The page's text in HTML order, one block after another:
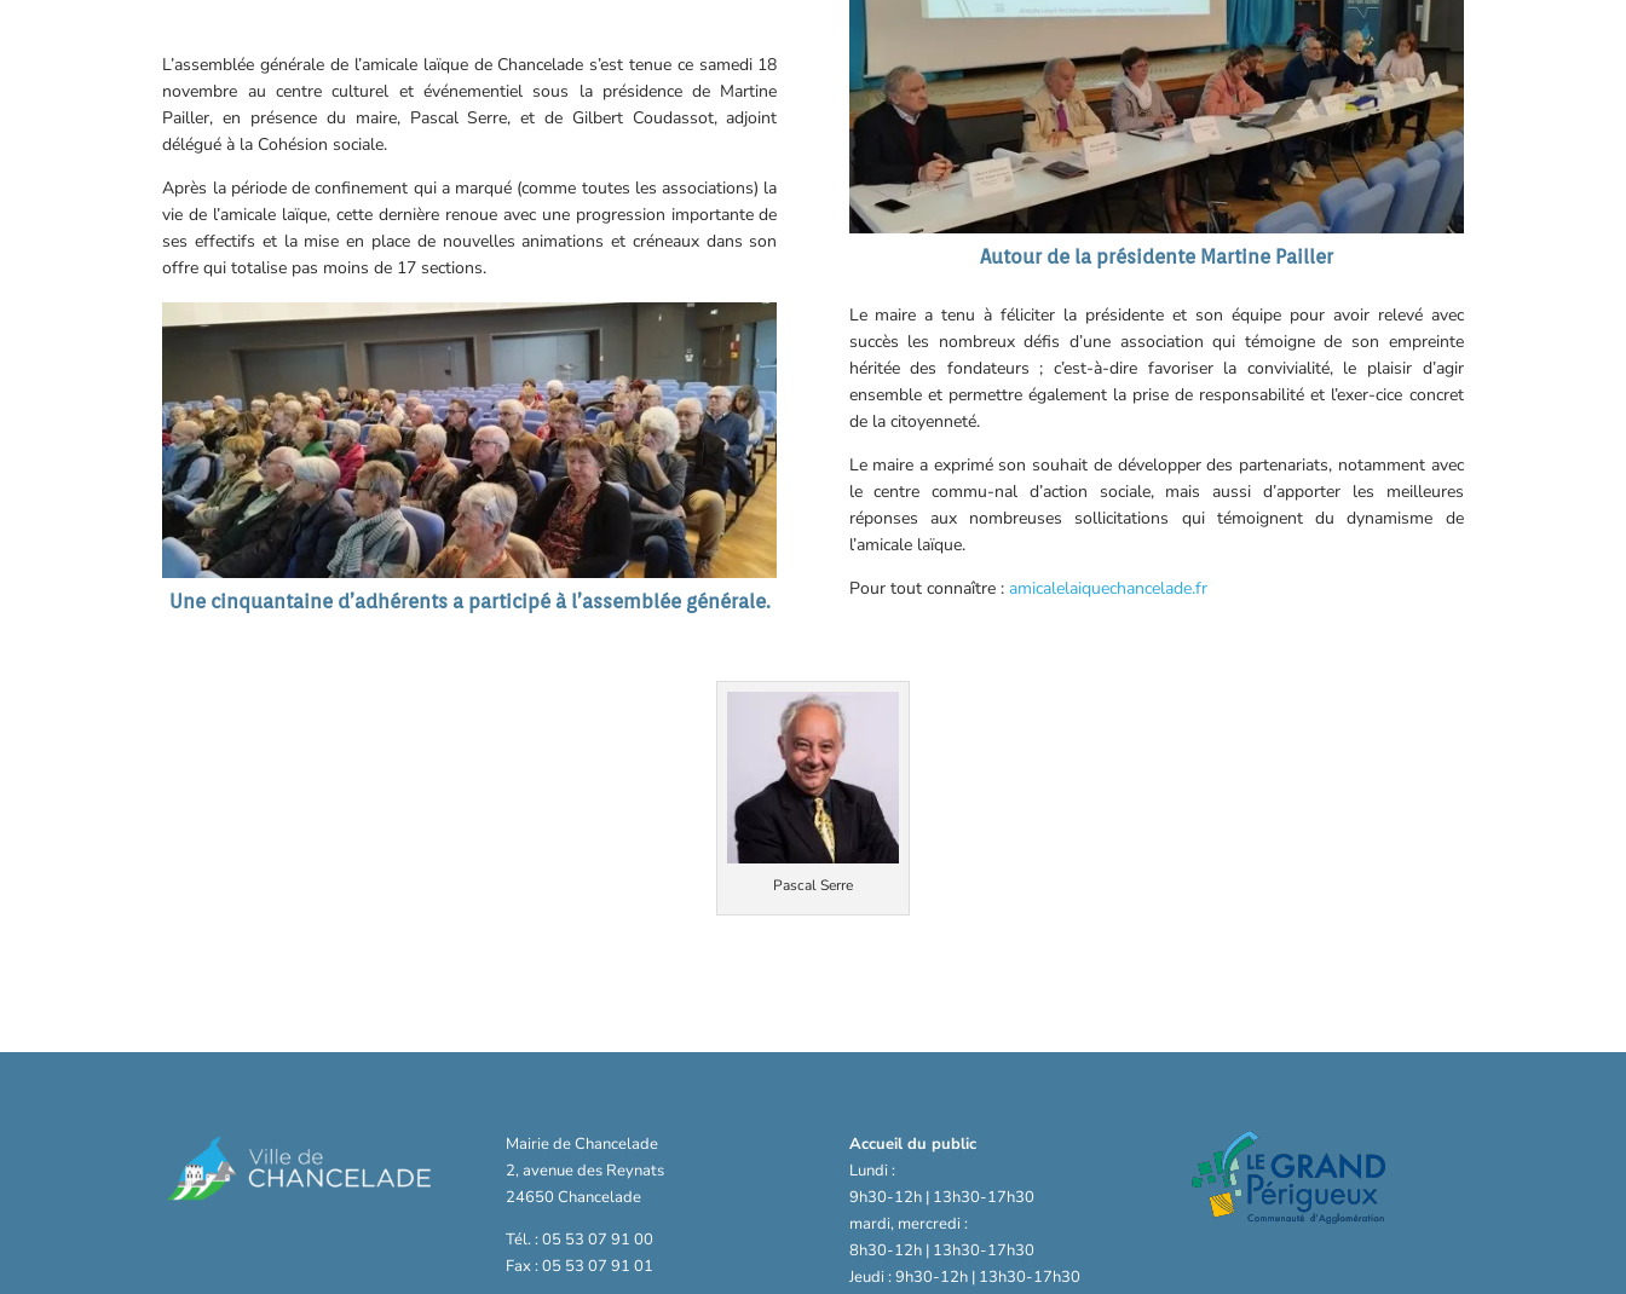
L’assemblée générale de l’amicale laïque de Chancelade s’est tenue ce samedi 18
novembre au centre culturel et événementiel sous la présidence de Martine
Pailler, en présence du maire, Pascal Serre, et de Gilbert Coudassot, adjoint
délégué à la Cohésion sociale.
Après la période de confinement qui a marqué (comme toutes les associations) la
vie de l’amicale laïque, cette dernière renoue avec une progression importante de
ses effectifs et la mise en place de nouvelles animations et créneaux dans son
offre qui totalise pas moins de 17 sections.
Autour de la présidente Martine Pailler
Une cinquantaine d’adhérents a participé à l’assemblée générale.
Le maire a tenu à féliciter la présidente et son équipe pour avoir relevé avec
succès les nombreux défis d’une association qui témoigne de son empreinte
héritée des fondateurs ; c’est-à-dire favoriser la convivialité, le plaisir d’agir
ensemble et permettre également la prise de responsabilité et l’exer-cice concret
de la citoyenneté.
Le maire a exprimé son souhait de développer des partenariats, notamment avec
le centre commu-nal d’action sociale, mais aussi d’apporter les meilleures
réponses aux nombreuses sollicitations qui témoignent du dynamisme de
l’amicale laïque.
Pour tout connaître : amicalelaiquechancelade.fr
Pascal Serre
Mairie de Chancelade
2, avenue des Reynats
24650 Chancelade
Tél. : 05 53 07 91 00
Fax : 05 53 07 91 01
Accueil du public
Lundi :
9h30-12h | 13h30-17h30
mardi, mercredi :
8h30-12h | 13h30-17h30
Jeudi : 9h30-12h | 13h30-17h30